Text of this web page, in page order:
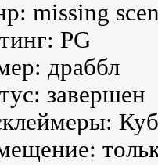
missing
PG
драббл
завершен